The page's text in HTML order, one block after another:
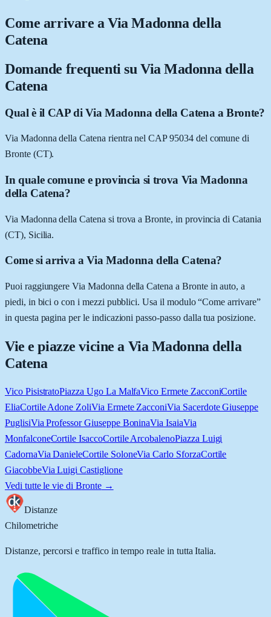
Come arrivare aVia Madonna della
Catena
Domande frequenti su Via Madonna della
Catena
Qual è il CAP di Via Madonna della Catena a Bronte?
Via Madonna della Catena rientra nel CAP 95034 del comune di
Bronte (CT).
In quale comune e provincia si trova Via Madonna
della Catena?
Via Madonna della Catena si trova a Bronte, in provincia di Catania
(CT), Sicilia.
Come si arriva a Via Madonna della Catena?
Puoi raggiungere Via Madonna della Catena a Bronte in auto, a
piedi, in bici o con i mezzi pubblici. Usa il modulo “Come arrivare”
in questa pagina per le indicazioni passo-passo dalla tua posizione.
Vie e piazze vicine a Via Madonna della
Catena
Vico PisistratoPiazza Ugo La MalfaVico Ermete ZacconiCortile
EliaCortile Adone ZoliVia Ermete ZacconiVia Sacerdote Giuseppe
PuglisiVia Professor Giuseppe BoninaVia IsaiaVia
MonfalconeCortile IsaccoCortile ArcobalenoPiazza Luigi
CadornaVia DanieleCortile SoloneVia Carlo SforzaCortile
GiacobbeVia Luigi Castiglione
Vedi tutte le vie di Bronte→
Distanze
Chilometriche
Distanze, percorsi e traffico in tempo reale in tutta Italia.